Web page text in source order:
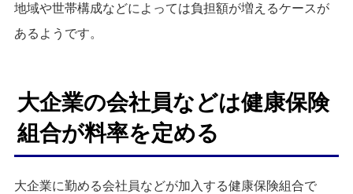
地域や世帯構成などによっては負担額が増えるケースが
あるようです。
大企業の会社員などは健康保険
組合が料率を定める
大企業に勤める会社員などが加入する健康保険組合で